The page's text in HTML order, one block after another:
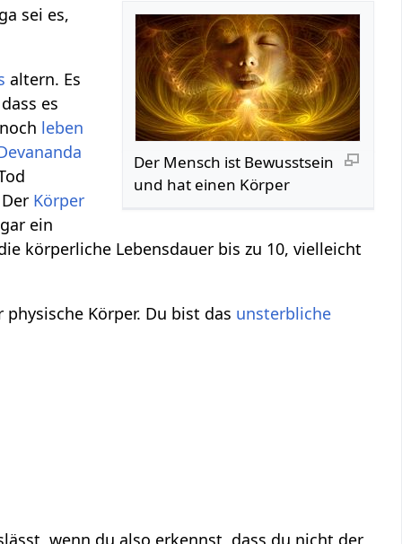
Der Mensch ist Bewusstsein
und hat einen Körper
sei es,
altern. Es
es
leben
Körper
ein
körperliche Lebensdauer bis zu 10, vielleicht
Körper. Du bist das unsterbliche
wenn du also erkennst, dass du nicht der